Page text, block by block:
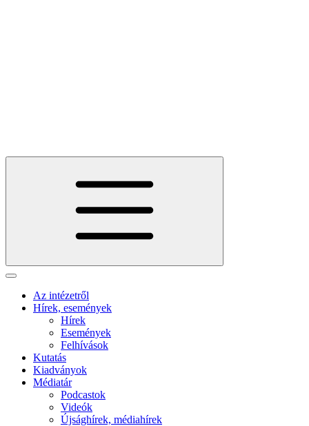
Az intézetről
Hírek, események
Hírek
Események
Felhívások
Kutatás
Kiadványok
Médiatár
Podcastok
Videók
Újsághírek, médiahírek